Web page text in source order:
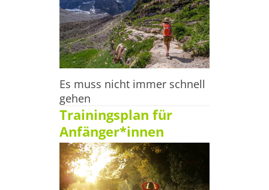
Es muss nicht immer schnell
gehen
Trainingsplan für
Anfänger*innen